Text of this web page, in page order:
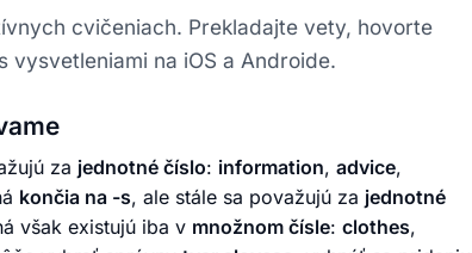
cvičeniach. Prekladajte vety, hovorte
vysvetleniami na iOS a Androide.
za jednotné číslo: information, advice,
končia na -s, ale stále sa považujú za jednotné
však existujú iba v množnom čísle: clothes,